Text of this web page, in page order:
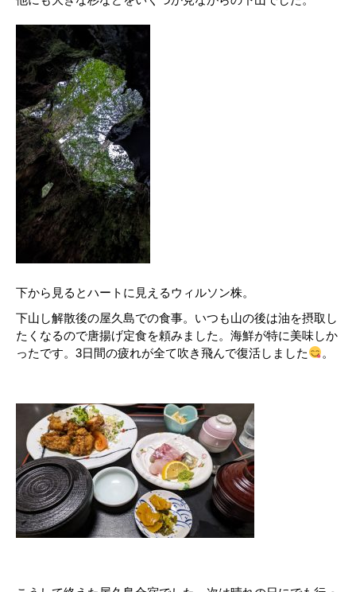
下から見るとハートに見えるウィルソン株。
下山し解散後の屋久島での食事。いつも山の後は油を摂取し
たくなるので唐揚げ定食を頼みました。海鮮が特に美味しか
ったです。3日間の疲れが全て吹き飛んで復活しました
。